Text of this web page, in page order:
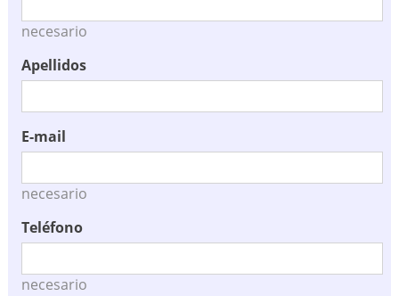
necesario
Apellidos
E-mail
necesario
Teléfono
necesario